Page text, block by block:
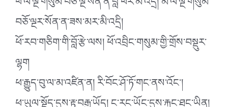
བཅོ་ལྔར་སོན་ན་ཟས་མར་མི་འདྲི།
ཕོ་རབ་གཅིག་གི་བློ་རྩེ་ལས། ཕོ་འབྲིང་གསུམ་གྱི་གྲོས་བསྡུར་
ལྷག
ཕ་རྒྱུད་བུ་ལ་མ་འཛིན་ན། རི་བོང་ཤོ་ཏོ་གང་ནས་འོང་།